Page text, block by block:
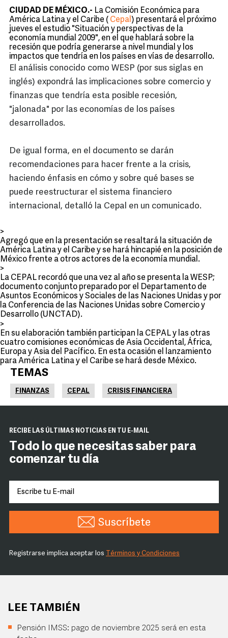
CIUDAD DE MÉXICO.- La Comisión Económica para
América Latina y el Caribe ( Cepal ) presentará el próximo
jueves el estudio "Situación y perspectivas de la
economía mundial 2009", en el que hablará sobre la
recesión que podría generarse a nivel mundial y los
impactos que tendría en los países en vías de desarrollo.
El análisis conocido como WESP (por sus siglas en
inglés) expondrá las implicaciones sobre comercio y
finanzas que tendría esta posible recesión,
"jalonada" por las economías de los países
desarrollados.
De igual forma, en el documento se darán
recomendaciones para hacer frente a la crisis,
haciendo énfasis en cómo y sobre qué bases se
puede reestructurar el sistema financiero
internacional, detalló la Cepal en un comunicado.
>
Agregó que en la presentación se resaltará la situación de
América Latina y el Caribe y se hará hincapié en la posición de
México frente a otros actores de la economía mundial.
>
La CEPAL recordó que una vez al año se presenta la WESP;
documento conjunto preparado por el Departamento de
Asuntos Económicos y Sociales de las Naciones Unidas y por
la Conferencia de las Naciones Unidas sobre Comercio y
Desarrollo (UNCTAD).
>
En su elaboración también participan la CEPAL y las otras
cuatro comisiones económicas de Asia Occidental, África,
Europa y Asia del Pacífico. En esta ocasión el lanzamiento
para América Latina y el Caribe se hará desde México.
TEMAS
FINANZAS CEPAL CRISIS FINANCIERA
RECIBE LAS ÚLTIMAS NOTICIAS EN TU E-MAIL
Todo lo que necesitas saber para
comenzar tu día
Suscríbete
Registrarse implica aceptar los Términos y Condiciones
LEE TAMBIÉN
Pensión IMSS: pago de noviembre 2025 será en esta